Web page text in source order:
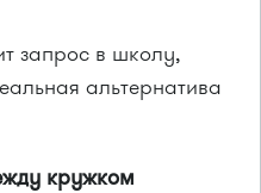
запрос в школу,
альтернатива
кружком